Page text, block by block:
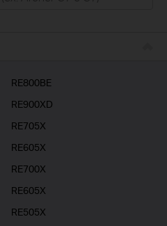
RE800BE
RE900XD
RE705X
RE605X
RE700X
RE605X
RE505X